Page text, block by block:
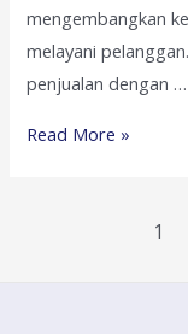
mengembangkan
melayani
penjualan dengan …
Telemarketing
Read More »
1